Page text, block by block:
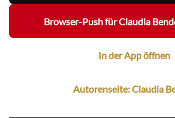
Browser-Push für Claudia
In der App öffnen
Autorenseite: Claudia